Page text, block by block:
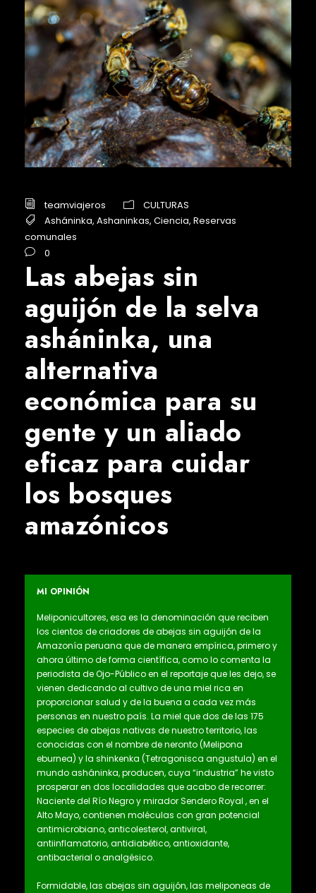
teamviajeros
CULTURAS
Asháninka, Ashaninkas, Ciencia, Reservas
comunales
0
Las abejas sin
aguijón de la selva
asháninka, una
alternativa
económica para su
gente y un aliado
eficaz para cuidar
los bosques
amazónicos
MI OPINIÓN
Meliponicultores, esa es la denominación que reciben
los cientos de criadores de abejas sin aguijón de la
Amazonía peruana que de manera empírica, primero y
ahora último de forma científica, como lo comenta la
periodista de Ojo-Público en el reportaje que les dejo, se
vienen dedicando al cultivo de una miel rica en
proporcionar salud y de la buena a cada vez más
personas en nuestro país. La miel que dos de las 175
especies de abejas nativas de nuestro territorio, las
conocidas con el nombre de neronto (Melipona
eburnea) y la shinkenka (Tetragonisca angustula) en el
mundo asháninka, producen, cuya “industria” he visto
prosperar en dos localidades que acabo de recorrer:
Naciente del Río Negro y mirador Sendero Royal , en el
Alto Mayo, contienen moléculas con gran potencial
antimicrobiano, anticolesterol, antiviral,
antiinflamatorio, antidiabético, antioxidante,
antibacterial o analgésico.
Formidable, las abejas sin aguijón, las meliponeas de